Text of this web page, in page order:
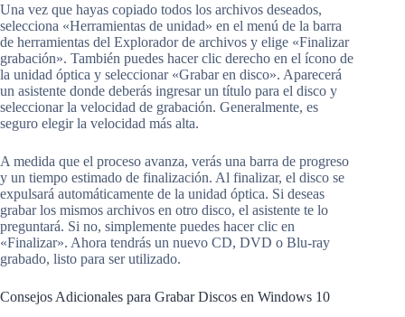
Una vez que hayas copiado todos los archivos deseados,
selecciona «Herramientas de unidad» en el menú de la barra
de herramientas del Explorador de archivos y elige «Finalizar
grabación». También puedes hacer clic derecho en el ícono de
la unidad óptica y seleccionar «Grabar en disco». Aparecerá
un asistente donde deberás ingresar un título para el disco y
seleccionar la velocidad de grabación. Generalmente, es
seguro elegir la velocidad más alta.
A medida que el proceso avanza, verás una barra de progreso
y un tiempo estimado de finalización. Al finalizar, el disco se
expulsará automáticamente de la unidad óptica. Si deseas
grabar los mismos archivos en otro disco, el asistente te lo
preguntará. Si no, simplemente puedes hacer clic en
«Finalizar». Ahora tendrás un nuevo CD, DVD o Blu-ray
grabado, listo para ser utilizado.
Consejos Adicionales para Grabar Discos en Windows 10